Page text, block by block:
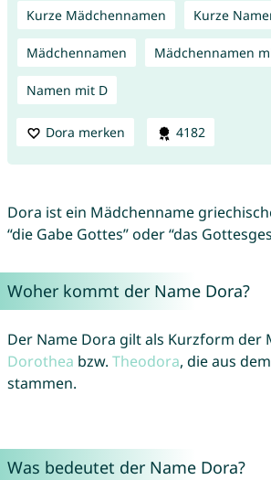
Kurze Mädchennamen Kurze
Mädchennamen Mädchennamen
Namen mit D
Dora merken 4182
Dora ist ein Mädchenname
“die Gabe Gottes” oder “das
Woher kommt der Name Dora?
Der Name Dora gilt als Kurzform der
Dorothea bzw. Theodora, die aus
stammen.
Was bedeutet der Name Dora?